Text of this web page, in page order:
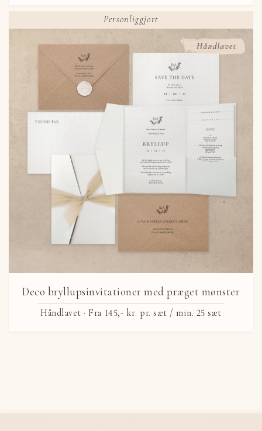
Personliggjort
Deco bryllupsinvitationer med præget mønster
Håndlavet ·Fra 145,- kr. pr. sæt / min. 25 sæt